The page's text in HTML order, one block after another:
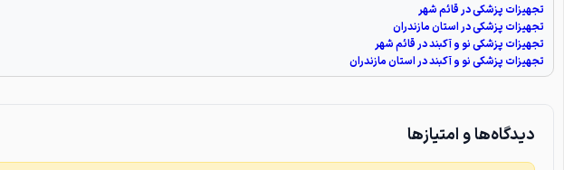
تجهیزات پزشکی در قائم شهر
تجهیزات پزشکی در استان مازندران
تجهیزات پزشکی نو و آکبند در قائم شهر
تجهیزات پزشکی نو و آکبند در استان مازندران
دیدگاه‌ها و امتیازها